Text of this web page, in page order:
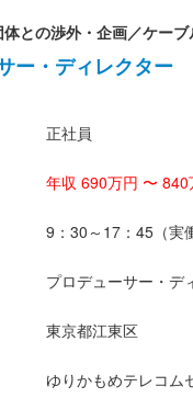
との渉外・企画／ケー
ー・ディレクター
正社員
年収 690万円 〜 840
9：30～17：45（実
プロデューサー・デ
東京都江東区
ゆりかもめテレコム